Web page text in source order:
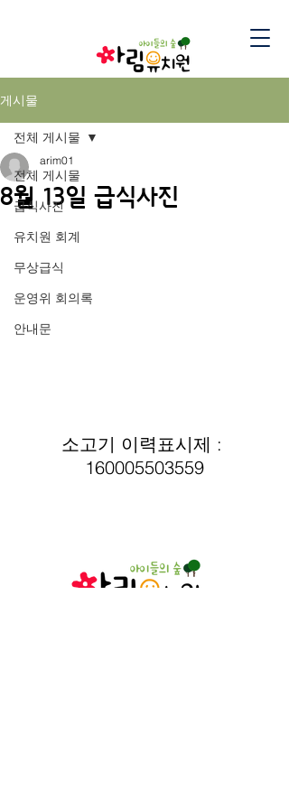
게시물
전체 게시물
급식사진
유치원 회계
무상급식
운영위 회의록
안내문
전체 게시물
8월 13일 급식사진
arim01
소고기 이력표시제 :
160005503559